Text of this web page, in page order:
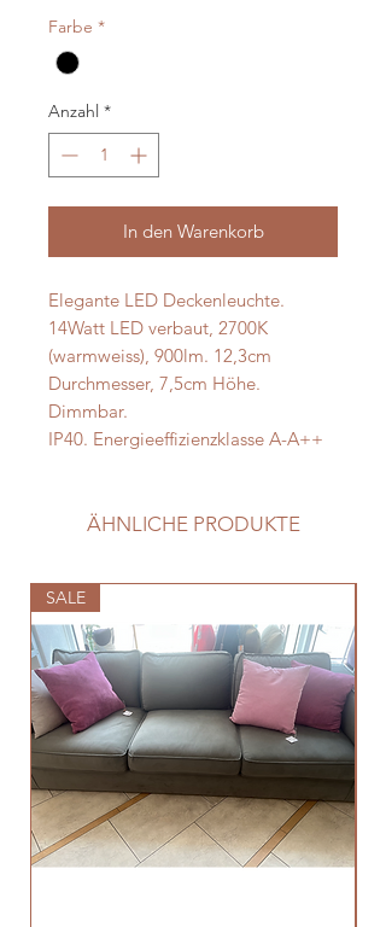
Farbe *
Anzahl *
In den Warenkorb
Elegante LED Deckenleuchte.
14Watt LED verbaut, 2700K
(warmweiss), 900lm. 12,3cm
Durchmesser, 7,5cm Höhe.
Dimmbar.
IP40. Energieeffizienzklasse A-A++
ÄHNLICHE PRODUKTE
SALE